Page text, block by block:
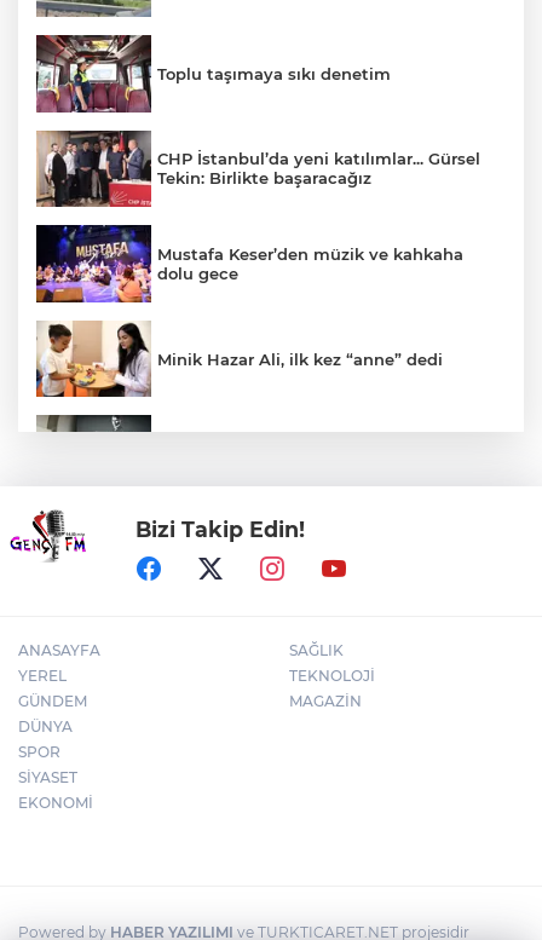
Toplu taşımaya sıkı denetim
CHP İstanbul’da yeni katılımlar... Gürsel
Tekin: Birlikte başaracağız
Mustafa Keser’den müzik ve kahkaha
dolu gece
Minik Hazar Ali, ilk kez “anne” dedi
Arabesk müziğinin acı kaybı!
Bizi Takip Edin!
ANASAYFA
YEREL
GÜNDEM
DÜNYA
SPOR
SİYASET
EKONOMİ
SAĞLIK
TEKNOLOJİ
MAGAZİN
Powered by HABER YAZILIMI ve TURKTICARET.NET projesidir